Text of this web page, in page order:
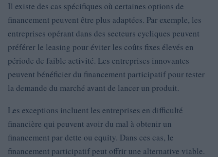
Il existe des cas spécifiques où certaines options de
financement peuvent être plus adaptées. Par exemple, les
entreprises opérant dans des secteurs cycliques peuvent
préférer le leasing pour éviter les coûts fixes élevés en
période de faible activité. Les entreprises innovantes
peuvent bénéficier du financement participatif pour tester
la demande du marché avant de lancer un produit.
Les exceptions incluent les entreprises en difficulté
financière qui peuvent avoir du mal à obtenir un
financement par dette ou equity. Dans ces cas, le
financement participatif peut offrir une alternative viable.